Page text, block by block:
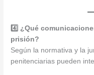
4️⃣ ¿Qué
prisión?
Según la normativa y la
penitenciarias pueden